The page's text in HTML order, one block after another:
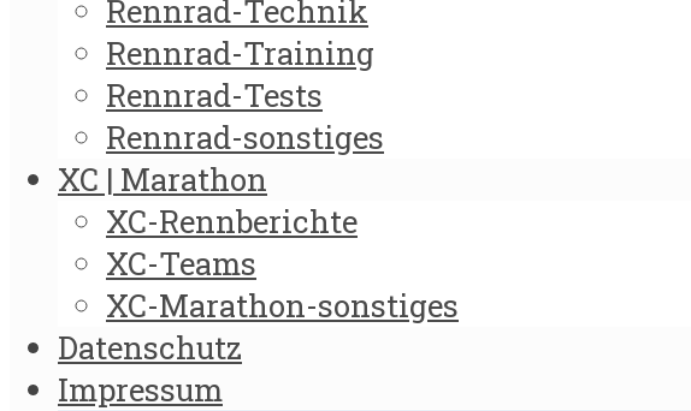
Rennrad-Technik
Rennrad-Training
Rennrad-Tests
Rennrad-sonstiges
XC | Marathon
XC-Rennberichte
XC-Teams
XC-Marathon-sonstiges
Datenschutz
Impressum